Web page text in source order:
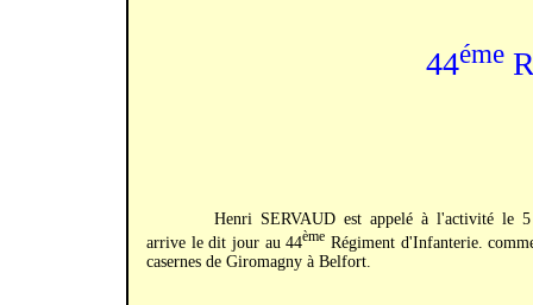
44éme
Henri SERVAUD est appelé à l'activité le
arrive le dit jour au 44ème Régiment d'Infanterie.
casernes de Giromagny à Belfort.